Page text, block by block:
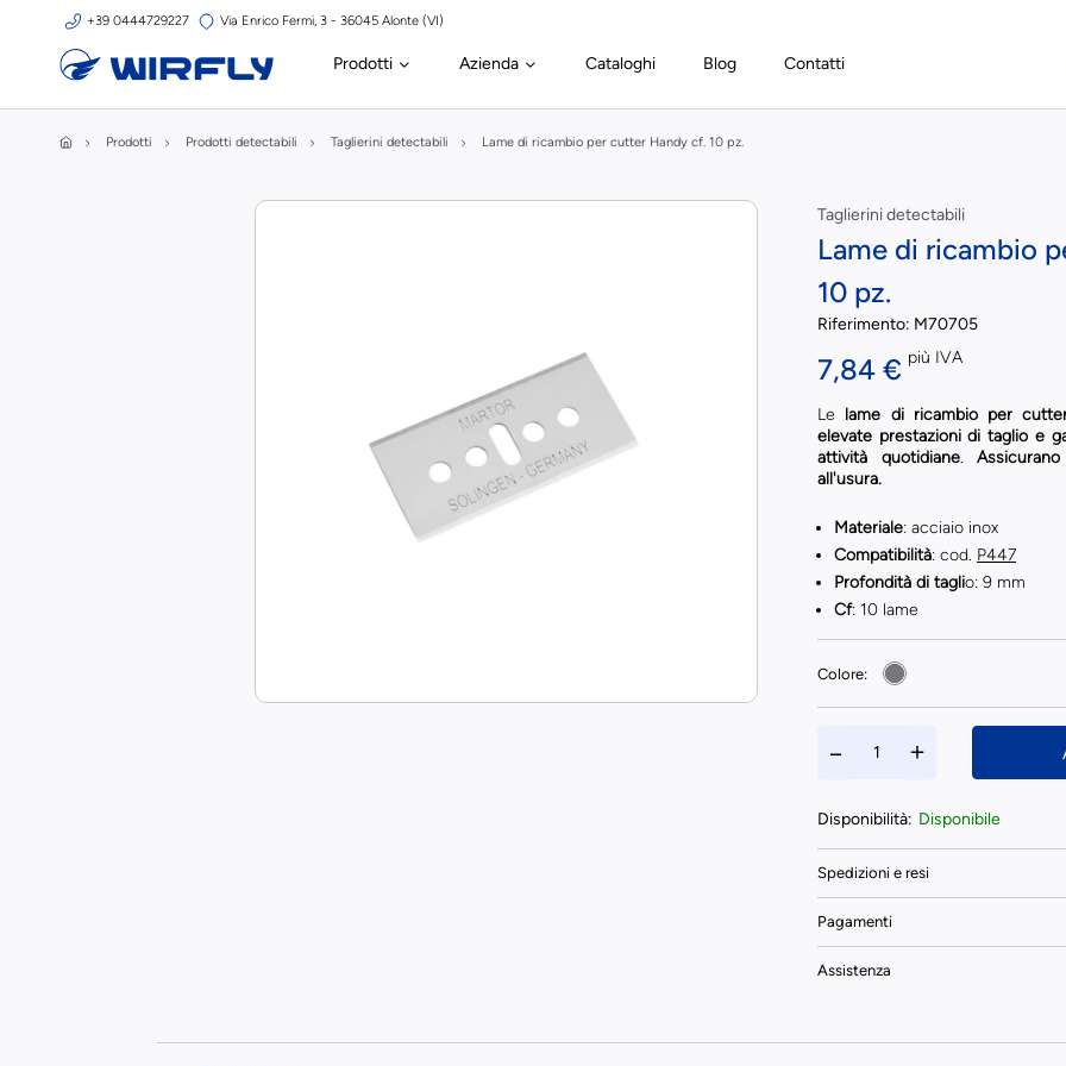
+39 0444729227 Via Enrico Fermi, 3 - 36045 Alonte (VI)
Prodotti Azienda Cataloghi Blog Contatti
Prodotti Prodotti detectabili Taglierini detectabili Lame di ricambio per cutter Handy cf. 10 pz.
Taglierini detectabili
Lame di ricambio
10 pz.
Riferimento: M70705
7,84 € più IVA
Le lame di ricambio per
elevate prestazioni di taglio e
attività quotidiane.
all'usura.
Materiale: acciaio inox
Compatibilità: cod. P447
Profondità di taglio: 9 mm
Cf: 10 lame
Colore:
Disponibilità: Disponibile
Spedizioni e resi
Pagamenti
Assistenza